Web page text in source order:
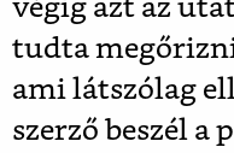
végig azt az
tudta
ami látszólag
szerző beszél